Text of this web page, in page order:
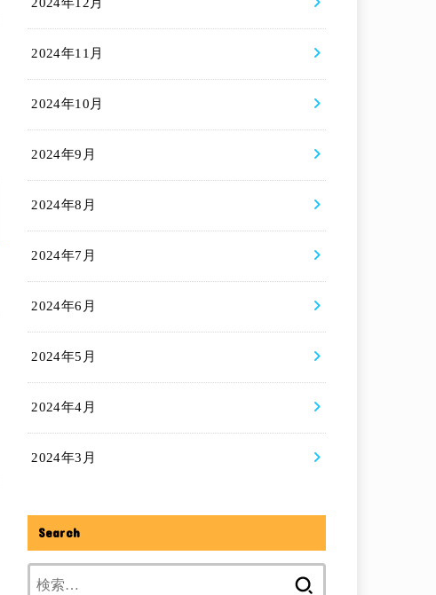
2024年11月
2024年10月
2024年9月
2024年8月
2024年7月
2024年6月
2024年5月
2024年4月
2024年3月
Search